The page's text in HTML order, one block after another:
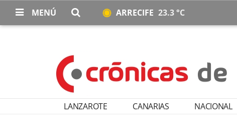
MENÚ ARRECIFE 23.3 °C
LANZAROTE CANARIAS NACIONAL